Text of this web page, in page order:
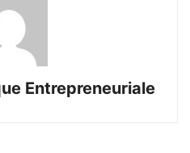
Entrepreneuriale